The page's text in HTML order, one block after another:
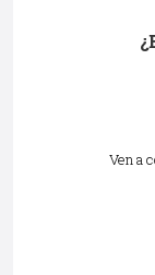
Ven a